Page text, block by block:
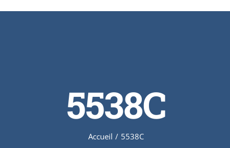
5538C
Accueil / 5538C